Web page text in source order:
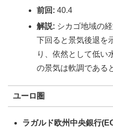
前回: 40.4
解説: シカゴ地域の
下回ると景気後退を
り、依然として低い
の景気は軟調である
ユーロ圏
ラガルド欧州中央銀行